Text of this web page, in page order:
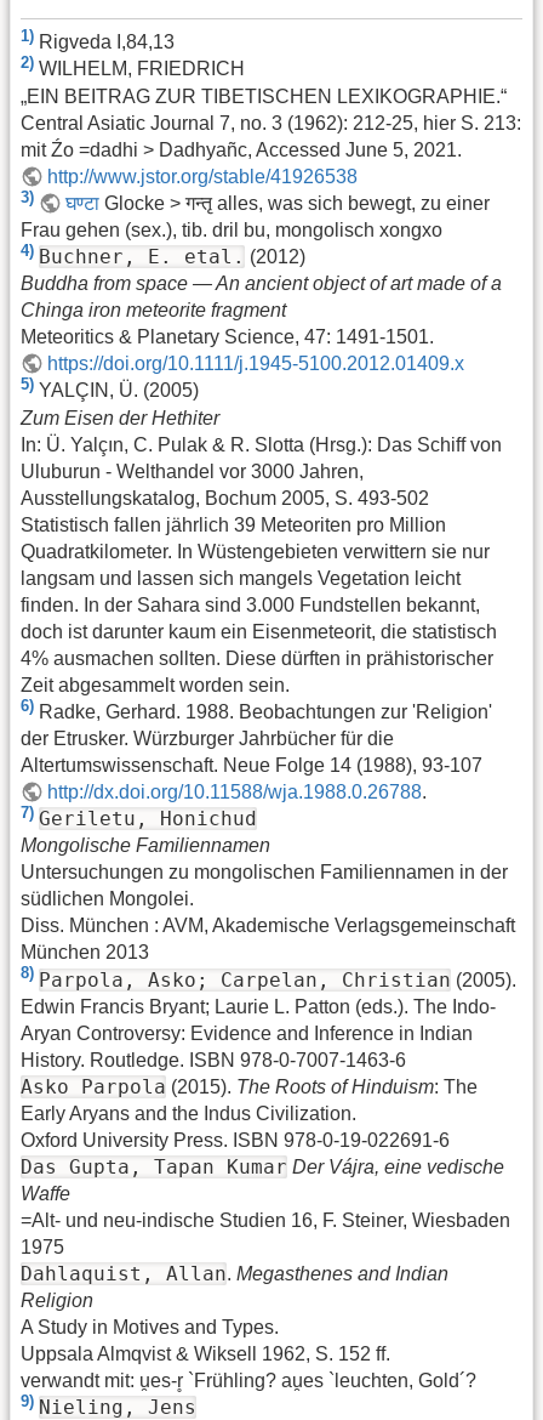
1) Rigveda I,84,13
2) WILHELM, FRIEDRICH
„EIN BEITRAG ZUR TIBETISCHEN LEXIKOGRAPHIE.“
Central Asiatic Journal 7, no. 3 (1962): 212-25, hier S. 213:
mit Źo =dadhi > Dadhyañc, Accessed June 5, 2021.
http://www.jstor.org/stable/41926538
3) घण्टा Glocke > गन्तृ alles, was sich bewegt, zu einer
Frau gehen (sex.), tib. dril bu, mongolisch xongxo
4) Buchner, E. etal. (2012)
Buddha from space — An ancient object of art made of a
Chinga iron meteorite fragment
Meteoritics & Planetary Science, 47: 1491-1501.
https://doi.org/10.1111/j.1945-5100.2012.01409.x
5) YALÇIN, Ü. (2005)
Zum Eisen der Hethiter
In: Ü. Yalçın, C. Pulak & R. Slotta (Hrsg.): Das Schiff von
Uluburun - Welthandel vor 3000 Jahren,
Ausstellungskatalog, Bochum 2005, S. 493-502
Statistisch fallen jährlich 39 Meteoriten pro Million
Quadratkilometer. In Wüstengebieten verwittern sie nur
langsam und lassen sich mangels Vegetation leicht
finden. In der Sahara sind 3.000 Fundstellen bekannt,
doch ist darunter kaum ein Eisenmeteorit, die statistisch
4% ausmachen sollten. Diese dürften in prähistorischer
Zeit abgesammelt worden sein.
6) Radke, Gerhard. 1988. Beobachtungen zur 'Religion'
der Etrusker. Würzburger Jahrbücher für die
Altertumswissenschaft. Neue Folge 14 (1988), 93-107
http://dx.doi.org/10.11588/wja.1988.0.26788.
7) Geriletu, Honichud
Mongolische Familiennamen
Untersuchungen zu mongolischen Familiennamen in der
südlichen Mongolei.
Diss. München : AVM, Akademische Verlagsgemeinschaft
München 2013
8) Parpola, Asko; Carpelan, Christian (2005).
Edwin Francis Bryant; Laurie L. Patton (eds.). The Indo-
Aryan Controversy: Evidence and Inference in Indian
History. Routledge. ISBN 978-0-7007-1463-6
Asko Parpola (2015). The Roots of Hinduism: The
Early Aryans and the Indus Civilization.
Oxford University Press. ISBN 978-0-19-022691-6
Das Gupta, Tapan Kumar Der Vájra, eine vedische
Waffe
=Alt- und neu-indische Studien 16, F. Steiner, Wiesbaden
1975
Dahlaquist, Allan. Megasthenes and Indian
Religion
A Study in Motives and Types.
Uppsala Almqvist & Wiksell 1962, S. 152 ff.
verwandt mit: u̯es-r̥ `Frühling? au̯es `leuchten, Gold´?
9) Nieling, Jens